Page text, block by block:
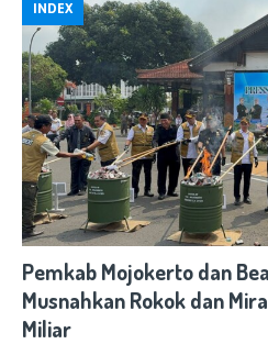
INDEX
Pemkab Mojokerto dan
Musnahkan Rokok dan
Miliar